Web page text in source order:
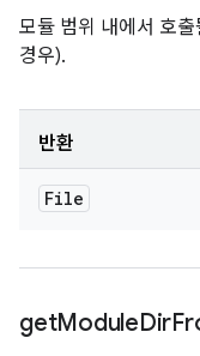
모듈 범위 내에서 호
경우).
반환
File
getModuleDir